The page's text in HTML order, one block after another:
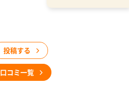
投稿する
口コミ一覧